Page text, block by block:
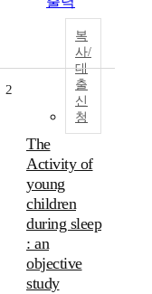
복
사/
대
출
신
청
2
The
Activity of
young
children
during sleep
: an
objective
study